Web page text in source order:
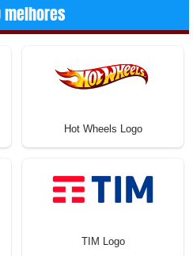
melhores
Hot Wheels Logo
TIM Logo